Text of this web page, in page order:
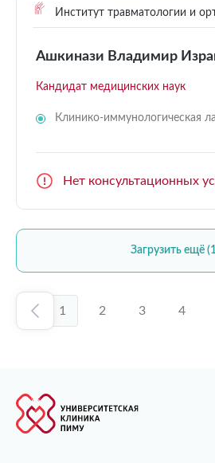
Институт травматологии и
Ашкинази Владимир
Кандидат медицинских наук
Клинико-иммунологическая
Нет консультационных
Загрузить ещё
1 2 3 4